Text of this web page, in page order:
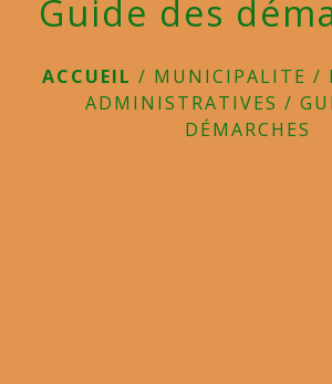
Guide des
ACCUEIL / MUNICIPALITE /
ADMINISTRATIVES /
DÉMARCHES